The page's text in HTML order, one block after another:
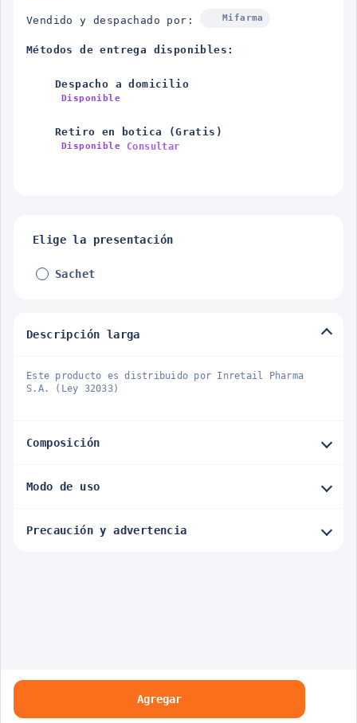
Vendido y despachado por: Mifarma
Métodos de entrega disponibles:
Despacho a domicilio
Disponible
Retiro en botica (Gratis)
Disponible Consultar
Elige la presentación
Sachet
Descripción larga
Este producto es distribuido por Inretail Pharma
S.A. (Ley 32033)
Composición
Modo de uso
Precaución y advertencia
Agregar